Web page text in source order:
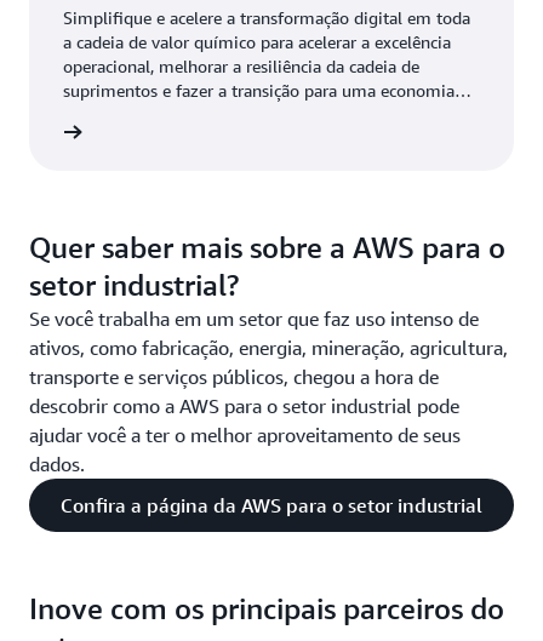
Simplifique e acelere a transformação digital em toda
a cadeia de valor químico para acelerar a excelência
operacional, melhorar a resiliência da cadeia de
suprimentos e fazer a transição para uma economia
Quer saber mais sobre a AWS para o
setor industrial?
Se você trabalha em um setor que faz uso intenso de
ativos, como fabricação, energia, mineração, agricultura,
transporte e serviços públicos, chegou a hora de
descobrir como a AWS para o setor industrial pode
ajudar você a ter o melhor aproveitamento de seus
dados.
Confira a página da AWS para o setor industrial
Inove com os principais parceiros do